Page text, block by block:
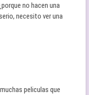
no hacen una
necesito ver una
peliculas que